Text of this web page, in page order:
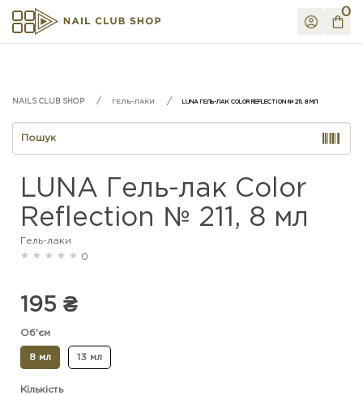
0
ГЕЛЬ-ЛАКИ LUNA ГЕЛЬ-ЛАК COLOR REFLECTION № 211, 8 МЛ
LUNA Гель-лак Color
Reflection № 211, 8 мл
Гель-лаки
0
195 ₴
Об'єм
8 мл 13 мл
Кількість